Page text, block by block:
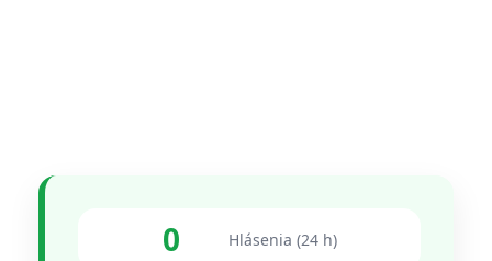
0 Hlásenia (24 h)